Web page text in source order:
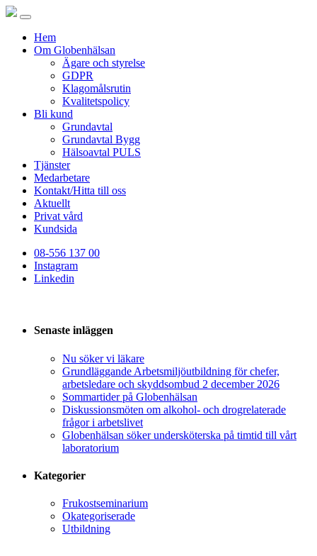
Hem
Om Globenhälsan
Ägare och styrelse
GDPR
Klagomålsrutin
Kvalitetspolicy
Bli kund
Grundavtal
Grundavtal Bygg
Hälsoavtal PULS
Tjänster
Medarbetare
Kontakt/Hitta till oss
Aktuellt
Privat vård
Kundsida
08-556 137 00
Instagram
Linkedin
Senaste inläggen
Nu söker vi läkare
Grundläggande Arbetsmiljöutbildning för chefer,
arbetsledare och skyddsombud 2 december 2026
Sommartider på Globenhälsan
Diskussionsmöten om alkohol- och drogrelaterade
frågor i arbetslivet
Globenhälsan söker undersköterska på timtid till vårt
laboratorium
Kategorier
Frukostseminarium
Okategoriserade
Utbildning